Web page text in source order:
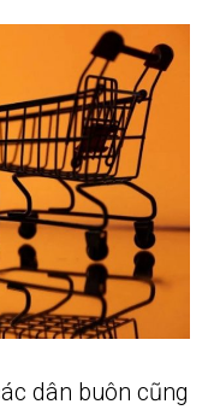
dân buôn cũng